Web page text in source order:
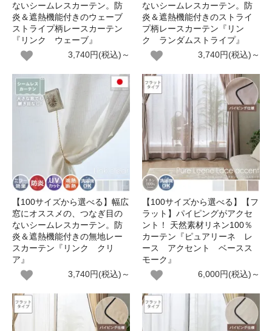
ないシームレスカーテン。防
炎＆遮熱機能付きのウェーブ
ストライプ柄レースカーテン
『リンク ウェーブ』
3,740円(税込)～
ないシームレスカーテン。防
炎＆遮熱機能付きのストライ
プ柄レースカーテン『リン
ク ランダムストライプ』
3,740円(税込)～
【100サイズから選べる】幅広
窓にオススメの、つなぎ目の
ないシームレスカーテン。防
炎＆遮熱機能付きの無地レー
スカーテン『リンク クリ
ア』
3,740円(税込)～
【100サイズから選べる】【フ
ラット】パイピングがアクセ
ント！ 天然素材リネン100％
カーテン『ピュアリーネ レ
ース アクセント ベースス
モーク』
6,000円(税込)～